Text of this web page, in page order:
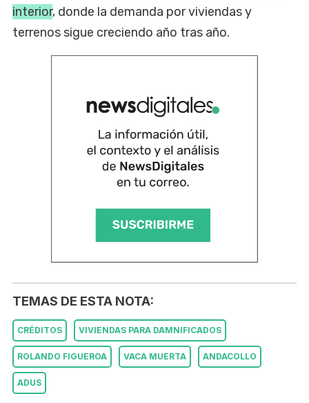
interior, donde la demanda por viviendas y
terrenos sigue creciendo año tras año.
TEMAS DE ESTA NOTA:
CRÉDITOS VIVIENDAS PARA DAMNIFICADOS
ROLANDO FIGUEROA VACA MUERTA ANDACOLLO
ADUS